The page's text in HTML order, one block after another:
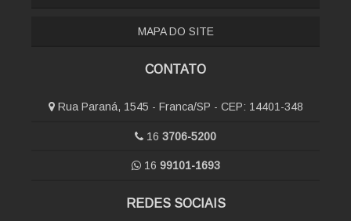
MAPA DO SITE
CONTATO
Rua Paraná, 1545 - Franca/SP - CEP: 14401-348
16 3706-5200
16 99101-1693
REDES SOCIAIS